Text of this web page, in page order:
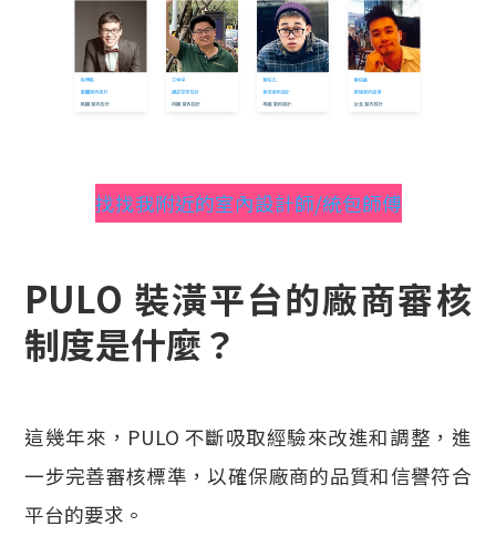
找找我附近的室內設計師/統包師傅
PULO 裝潢平台的廠商審核
制度是什麼？
這幾年來，PULO 不斷吸取經驗來改進和調整，進
一步完善審核標準，以確保廠商的品質和信譽符合
平台的要求。